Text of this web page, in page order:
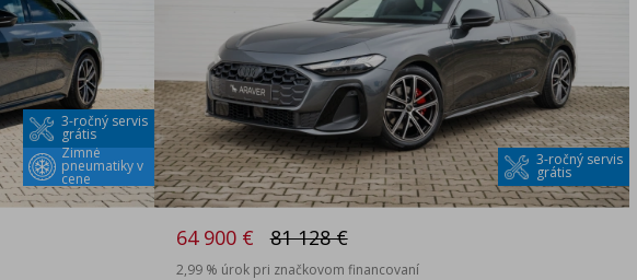
Zimné
pneumatiky v
cene
3-ročný servis
grátis
3-ročný servis
grátis
64 900 € 81 128 €
2,99 % úrok pri značkovom financovaní